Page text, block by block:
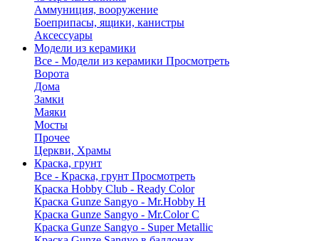
Аммуниция, вооружение
Боеприпасы, ящики, канистры
Аксессуары
Модели из керамики
Все - Модели из керамики Просмотреть
Ворота
Дома
Замки
Маяки
Мосты
Прочее
Церкви, Храмы
Краска, грунт
Все - Краска, грунт Просмотреть
Краска Hobby Club - Ready Color
Краска Gunze Sangyo - Mr.Hobby H
Краска Gunze Sangyo - Mr.Color C
Краска Gunze Sangyo - Super Metallic